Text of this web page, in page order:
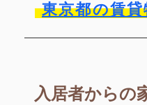
東京都の賃
入居者からの